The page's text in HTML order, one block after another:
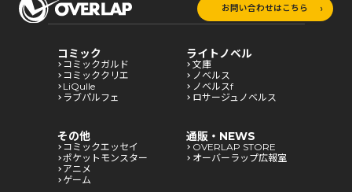
お問い合わせはこちら
コミック
コミックガルド
コミッククリエ
LiQulle
ラブパルフェ
ライトノベル
文庫
ノベルス
ノベルスf
ロサージュノベルス
その他
コミックエッセイ
ポケットモンスター
アニメ
ゲーム
通販・NEWS
OVERLAP STORE
オーバーラップ広報室